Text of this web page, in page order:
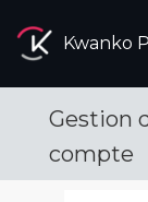
Gestion
compte